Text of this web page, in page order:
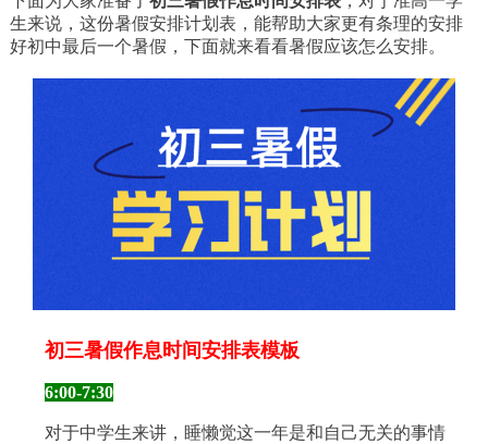
生来说，这份暑假安排计划表，能帮助大家更有条理的安排
好初中最后一个暑假，下面就来看看暑假应该怎么安排。
初三暑假作息时间安排表模板
6:00-7:30
对于中学生来讲，睡懒觉这一年是和自己无关的事情